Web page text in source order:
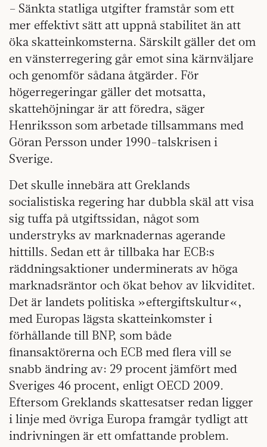
– Sänkta statliga utgifter framstår som ett
mer effektivt sätt att uppnå stabilitet än att
öka skatteinkomsterna. Särskilt gäller det om
en vänsterregering går emot sina kärnväljare
och genomför sådana åtgärder. För
högerregeringar gäller det motsatta,
skattehöjningar är att föredra, säger
Henriksson som arbetade tillsammans med
Göran Persson under 1990-talskrisen i
Sverige.
Det skulle innebära att Greklands
socialistiska regering har dubbla skäl att visa
sig tuffa på utgiftssidan, något som
understryks av marknadernas agerande
hittills. Sedan ett år tillbaka har ECB:s
räddningsaktioner underminerats av höga
marknadsräntor och ökat behov av likviditet.
Det är landets politiska »eftergiftskultur«,
med Europas lägsta skatteinkomster i
förhållande till BNP, som både
finansaktörerna och ECB med flera vill se
snabb ändring av: 29 procent jämfört med
Sveriges 46 procent, enligt OECD 2009.
Eftersom Greklands skattesatser redan ligger
i linje med övriga Europa framgår tydligt att
indrivningen är ett omfattande problem.